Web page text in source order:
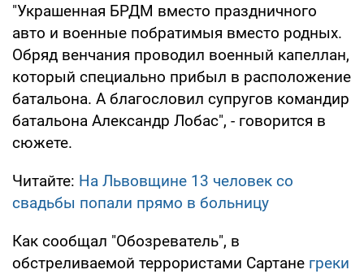
"Украшенная БРДМ вместо праздничного
авто и военные побратимыя вместо родных.
Обряд венчания проводил военный капеллан,
который специально прибыл в расположение
батальона. А благословил супругов командир
батальона Александр Лобас", - говорится в
сюжете.
Читайте: На Львовщине 13 человек со
свадьбы попали прямо в больницу
Как сообщал "Обозреватель", в
обстреливаемой террористами Сартане греки